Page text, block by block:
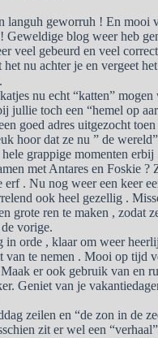
languh geworruh ! En mooi
Geweldige blog weer heb
veel gebeurd en veel correct
het nu achter je en vergeet
nu echt “katten” mogen
jullie toch een “hemel op
goed adres uitgezocht toen
hoor dat ze nu ” de
grappige momenten erbij
met Antares en Foskie ?
erf . Nu nog weer een keer
ook heel gezellig .
grote ren te maken , zodat
vorige.
in orde , klaar om weer
van te nemen . Mooi op tijd
er ook gebruik van en
Geniet van je
zeilen en “de zon in de
zit er wel een